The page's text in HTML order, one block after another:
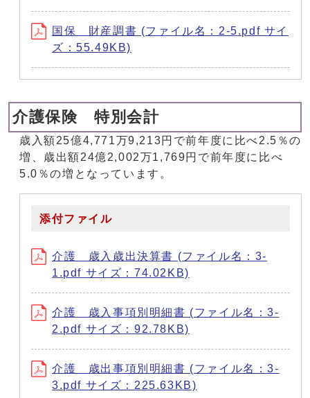
国保 財産調書 (ファイル名：2-5.pdf サイ
ズ：55.49KB)
介護保険 特別会計
歳入額25億4,771万9,213円で前年度に比べ2.5％の
増、歳出額24億2,002万1,769円で前年度に比べ
5.0％の増となっています。
添付ファイル
介護 歳入歳出決算書 (ファイル名：3-
1.pdf サイズ：74.02KB)
介護 歳入事項別明細書 (ファイル名：3-
2.pdf サイズ：92.78KB)
介護 歳出事項別明細書 (ファイル名：3-
3.pdf サイズ：225.63KB)